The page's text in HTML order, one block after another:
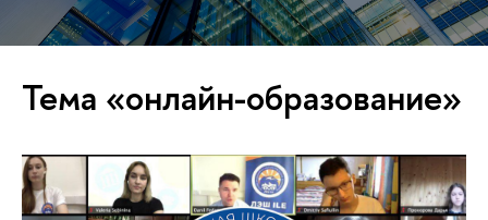
Тема «онлайн-образование»